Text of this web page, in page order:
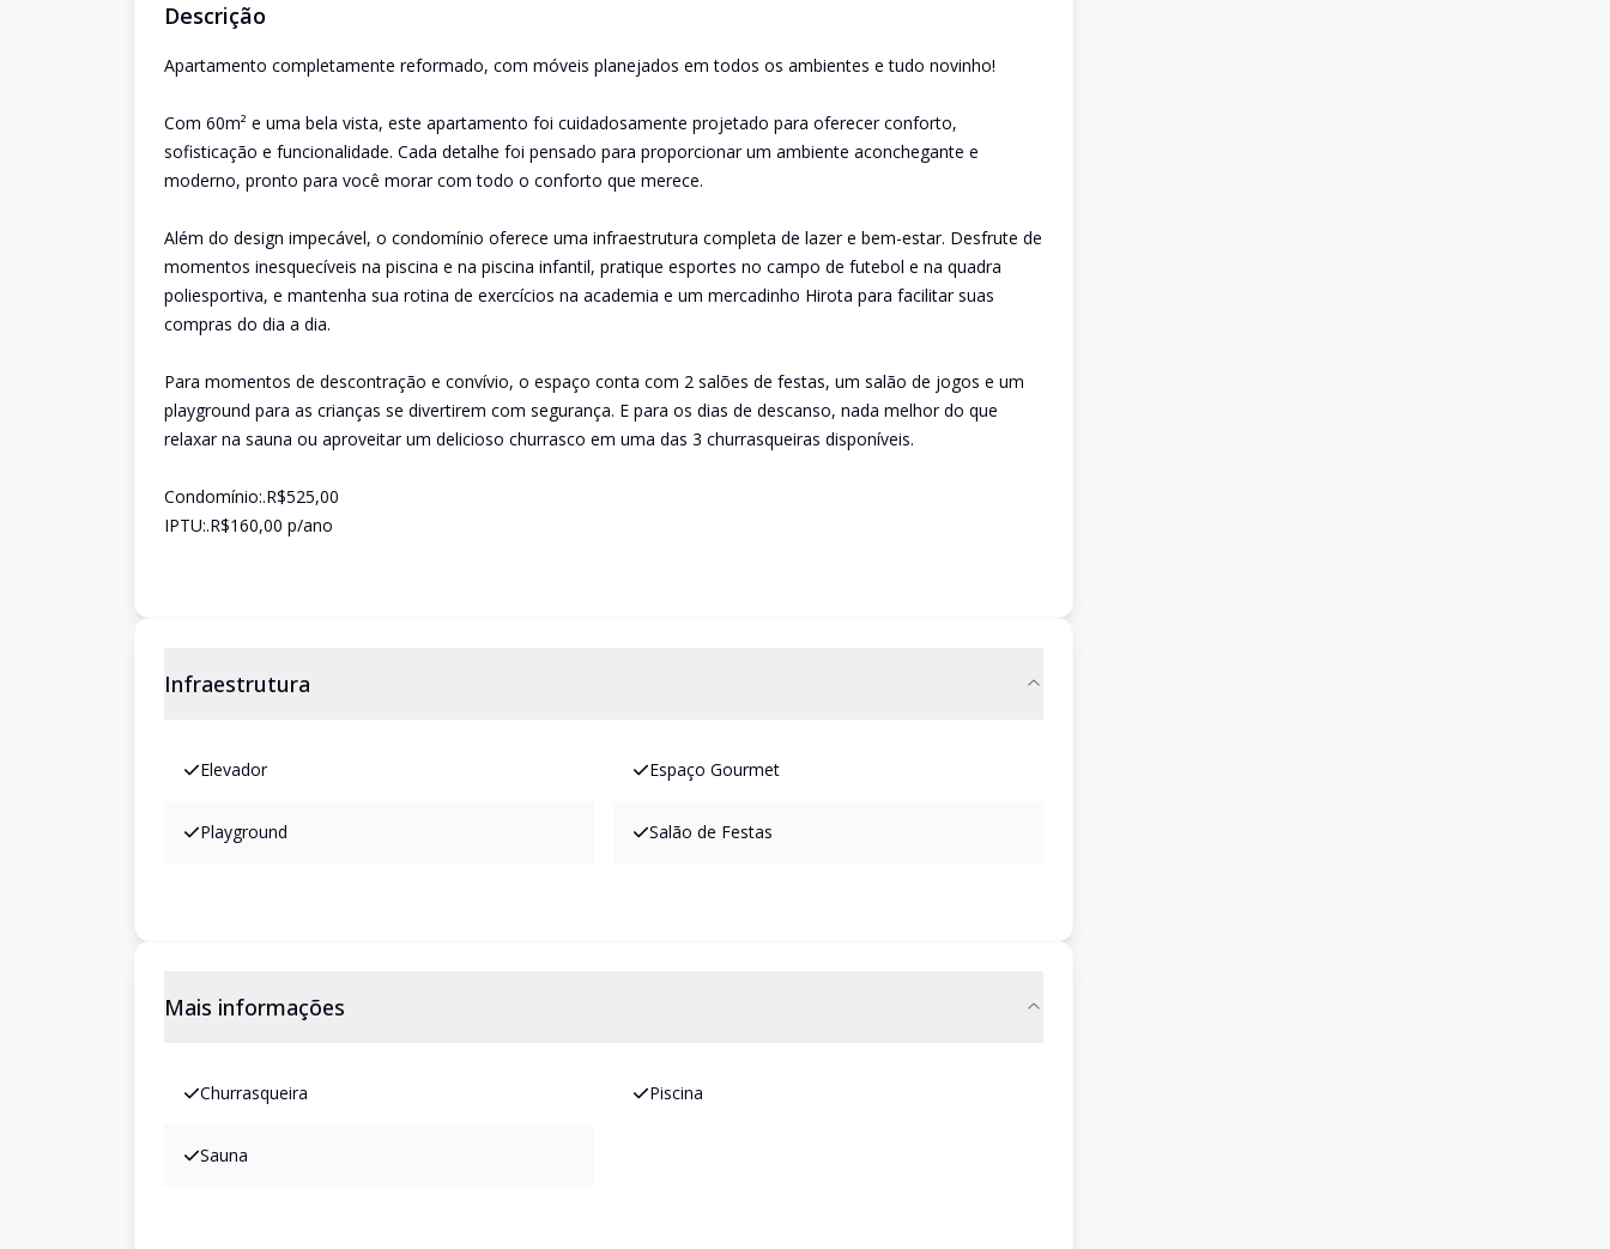
Descrição
Apartamento completamente reformado, com móveis planejados em todos os ambientes e tudo novinho!
Com 60m² e uma bela vista, este apartamento foi cuidadosamente projetado para oferecer conforto,
sofisticação e funcionalidade. Cada detalhe foi pensado para proporcionar um ambiente aconchegante e
moderno, pronto para você morar com todo o conforto que merece.
Além do design impecável, o condomínio oferece uma infraestrutura completa de lazer e bem-estar. Desfrute de
momentos inesquecíveis na piscina e na piscina infantil, pratique esportes no campo de futebol e na quadra
poliesportiva, e mantenha sua rotina de exercícios na academia e um mercadinho Hirota para facilitar suas
compras do dia a dia.
Para momentos de descontração e convívio, o espaço conta com 2 salões de festas, um salão de jogos e um
playground para as crianças se divertirem com segurança. E para os dias de descanso, nada melhor do que
relaxar na sauna ou aproveitar um delicioso churrasco em uma das 3 churrasqueiras disponíveis.
Condomínio:.R$525,00
IPTU:.R$160,00 p/ano
Infraestrutura
Elevador Espaço Gourmet
Playground Salão de Festas
Mais informações
Churrasqueira Piscina
Sauna